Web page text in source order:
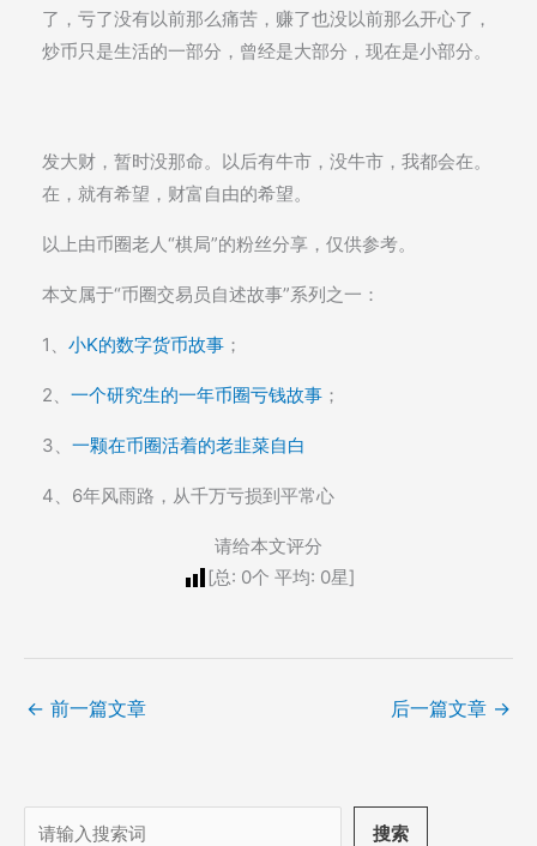
了，亏了没有以前那么痛苦，赚了也没以前那么开心了，
炒币只是生活的一部分，曾经是大部分，现在是小部分。
发大财，暂时没那命。以后有牛市，没牛市，我都会在。
在，就有希望，财富自由的希望。
以上由币圈老人“棋局”的粉丝分享，仅供参考。
本文属于“币圈交易员自述故事”系列之一：
1、 小K的数字货币故事 ；
2、 一个研究生的一年币圈亏钱故事 ；
3、 一颗在币圈活着的老韭菜自白
4、6年风雨路，从千万亏损到平常心
请给本文评分
[总: 0个 平均: 0星]
← 前一篇文章 后一篇文章 →
搜
搜索